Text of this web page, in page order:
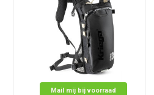
Mail mij bij voorraad